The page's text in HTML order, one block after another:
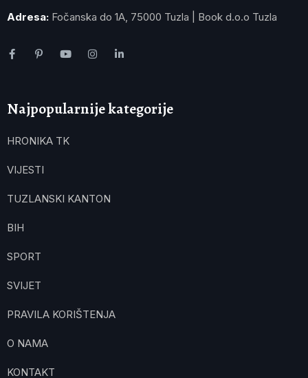
Adresa: Fočanska do 1A, 75000 Tuzla | Book d.o.o Tuzla
Najpopularnije kategorije
HRONIKA TK
VIJESTI
TUZLANSKI KANTON
BIH
SPORT
SVIJET
PRAVILA KORIŠTENJA
O NAMA
KONTAKT